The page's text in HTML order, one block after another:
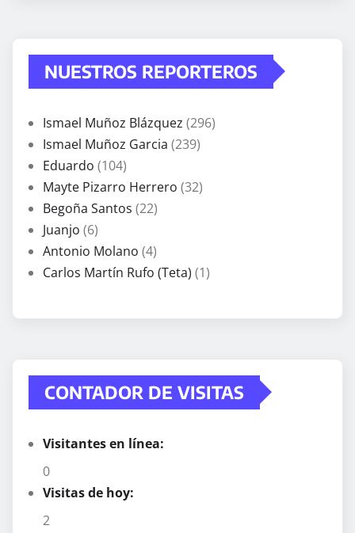
NUESTROS REPORTEROS
Ismael Muñoz Blázquez (296)
Ismael Muñoz Garcia (239)
Eduardo (104)
Mayte Pizarro Herrero (32)
Begoña Santos (22)
Juanjo (6)
Antonio Molano (4)
Carlos Martín Rufo (Teta) (1)
CONTADOR DE VISITAS
Visitantes en línea:
0
Visitas de hoy:
2